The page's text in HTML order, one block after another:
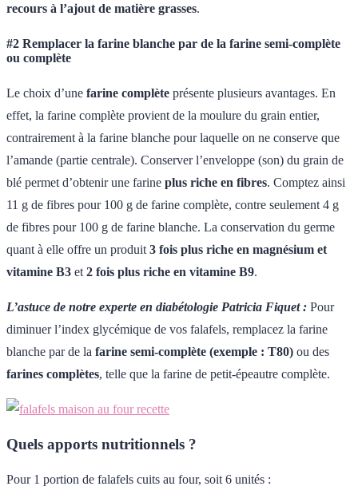
recours à l’ajout de matière grasses.
#2 Remplacer la farine blanche par de la farine semi-complète
ou complète
Le choix d’une farine complète présente plusieurs avantages. En
effet, la farine complète provient de la moulure du grain entier,
contrairement à la farine blanche pour laquelle on ne conserve que
l’amande (partie centrale). Conserver l’enveloppe (son) du grain de
blé permet d’obtenir une farine plus riche en fibres. Comptez ainsi
11 g de fibres pour 100 g de farine complète, contre seulement 4 g
de fibres pour 100 g de farine blanche. La conservation du germe
quant à elle offre un produit 3 fois plus riche en magnésium et
vitamine B3 et 2 fois plus riche en vitamine B9.
L’astuce de notre experte en diabétologie Patricia Fiquet : Pour
diminuer l’index glycémique de vos falafels, remplacez la farine
blanche par de la farine semi-complète (exemple : T80) ou des
farines complètes, telle que la farine de petit-épeautre complète.
Quels apports nutritionnels ?
Pour 1 portion de falafels cuits au four, soit 6 unités :